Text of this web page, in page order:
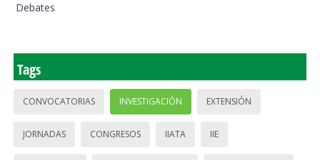
Debates
Tags
CONVOCATORIAS INVESTIGACIÓN EXTENSIÓN
JORNADAS CONGRESOS IIATA IIE